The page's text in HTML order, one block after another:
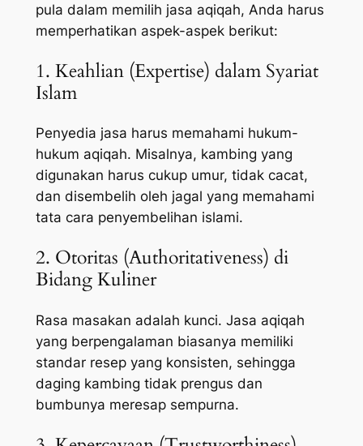
pula dalam memilih jasa aqiqah, Anda harus
memperhatikan aspek-aspek berikut:
1. Keahlian (Expertise) dalam Syariat
Islam
Penyedia jasa harus memahami hukum-
hukum aqiqah. Misalnya, kambing yang
digunakan harus cukup umur, tidak cacat,
dan disembelih oleh jagal yang memahami
tata cara penyembelihan islami.
2. Otoritas (Authoritativeness) di
Bidang Kuliner
Rasa masakan adalah kunci. Jasa aqiqah
yang berpengalaman biasanya memiliki
standar resep yang konsisten, sehingga
daging kambing tidak prengus dan
bumbunya meresap sempurna.